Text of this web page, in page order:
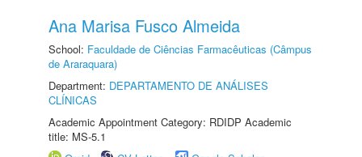
Ana Marisa Fusco Almeida
School: Faculdade de Ciências Farmacêuticas (Câmpus
de Araraquara)
Department: DEPARTAMENTO DE ANÁLISES
CLÍNICAS
Academic Appointment Category: RDIDP Academic
title: MS-5.1